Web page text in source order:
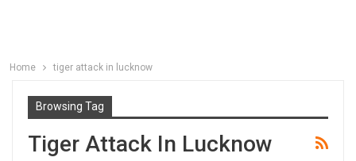
Home tiger attack in lucknow
Browsing Tag
Tiger Attack In Lucknow